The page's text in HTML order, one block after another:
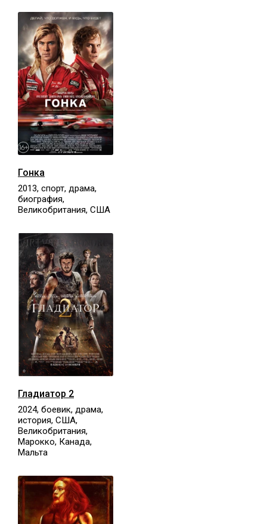
Гонка
2013, спорт, драма,
биография,
Великобритания, США
Гладиатор 2
2024, боевик, драма,
история, США,
Великобритания,
Марокко, Канада,
Мальта